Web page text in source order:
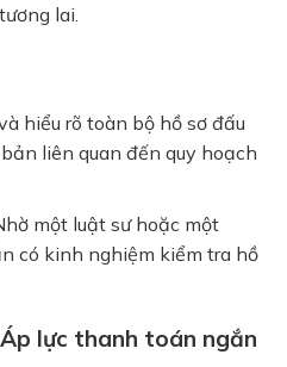
lai.
hiểu rõ toàn bộ hồ sơ đấu
liên quan đến quy hoạch
một luật sư hoặc một
có kinh nghiệm kiểm tra hồ
lực thanh toán ngắn